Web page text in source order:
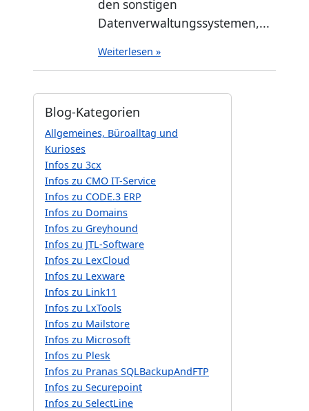
den sonstigen
Datenverwaltungssystemen,...
Weiterlesen »
Blog-Kategorien
Allgemeines, Büroalltag und
Kurioses
Infos zu 3cx
Infos zu CMO IT-Service
Infos zu CODE.3 ERP
Infos zu Domains
Infos zu Greyhound
Infos zu JTL-Software
Infos zu LexCloud
Infos zu Lexware
Infos zu Link11
Infos zu LxTools
Infos zu Mailstore
Infos zu Microsoft
Infos zu Plesk
Infos zu Pranas SQLBackupAndFTP
Infos zu Securepoint
Infos zu SelectLine